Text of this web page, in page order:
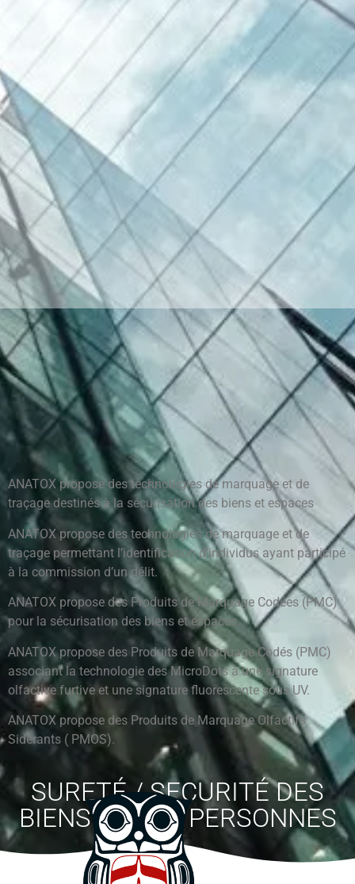
SURETÉ / SECURITÉ DES
BIENS ET DES PERSONNES
ANATOX propose des technologies de marquage et de
traçage destinés à la sécurisation des biens et espaces
ANATOX propose des technologies de marquage et de
traçage permettant l’identification d’individus ayant participé
à la commission d’un délit.
ANATOX propose des Produits de Marquage Codées (PMC)
pour la sécurisation des biens et espaces.
ANATOX propose des Produits de Marquage Codés (PMC)
associant la technologie des MicroDots à une signature
olfactive furtive et une signature fluorescente sous UV.
ANATOX propose des Produits de Marquage Olfactifs
Sidérants ( PMOS).